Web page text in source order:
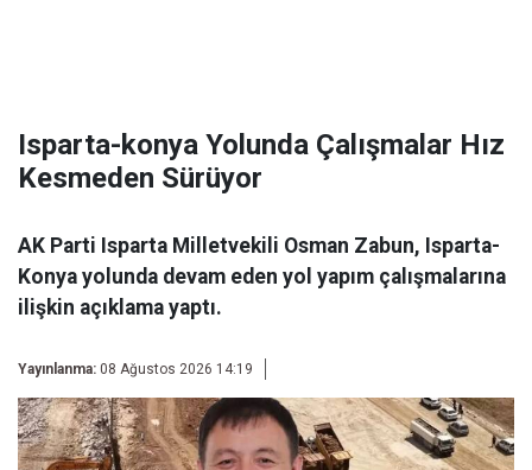
Isparta-konya Yolunda Çalışmalar Hız
Kesmeden Sürüyor
AK Parti Isparta Milletvekili Osman Zabun, Isparta-
Konya yolunda devam eden yol yapım çalışmalarına
ilişkin açıklama yaptı.
Yayınlanma: 08 Ağustos 2026 14:19